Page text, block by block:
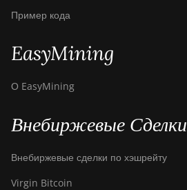
Пример кода
EasyMining
О EasyMining
Внебиржевые Сделки
Внебиржевые сделки по хэшрейту
Virgin Bitcoin